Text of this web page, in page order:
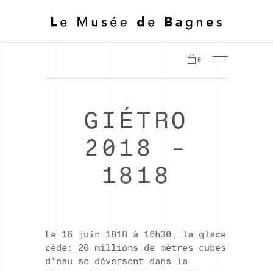
0
GIÉTRO
2018 –
1818
Le 16 juin 1818 à 16h30, la glace
cède: 20 millions de mètres cubes
d’eau se déversent dans la